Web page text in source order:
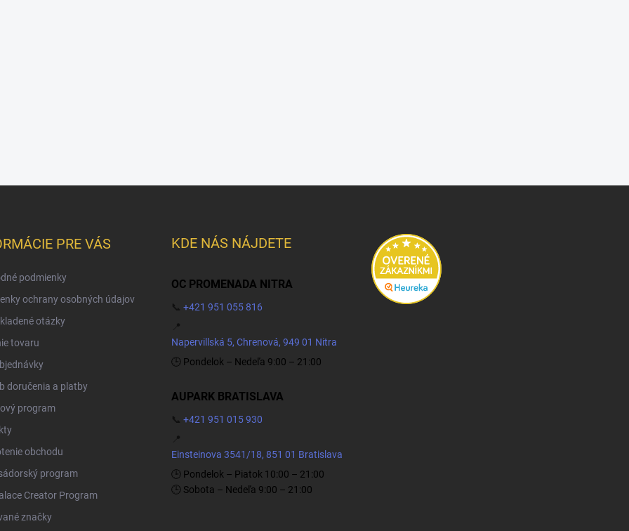
PRE VÁS
podmienky
ochrany osobných údajov
otázky
tovaru
doručenia a platby
program
obchodu
program
Creator Program
značky
KDE NÁS NÁJDETE
OC PROMENADA NITRA
📞 +421 951 055 816
📍
Napervillská 5, Chrenová, 949 01 Nitra
🕒 Pondelok – Nedeľa 9:00 – 21:00
AUPARK BRATISLAVA
📞 +421 951 015 930
📍
Einsteinova 3541/18, 851 01 Bratislava
🕒 Pondelok – Piatok 10:00 – 21:00
🕒 Sobota – Nedeľa 9:00 – 21:00